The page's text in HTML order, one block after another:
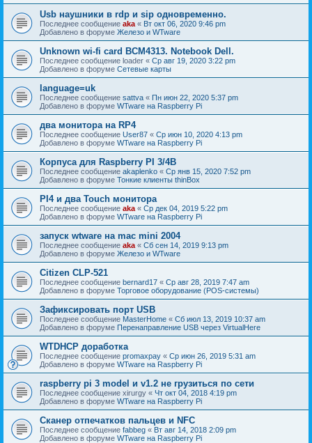
Usb наушники в rdp и sip одновременно.
Последнее сообщение aka « Вт окт 06, 2020 9:46 pm
Добавлено в форуме Железо и WTware
Unknown wi-fi card BCM4313. Notebook Dell.
Последнее сообщение loader « Ср авг 19, 2020 3:22 pm
Добавлено в форуме Сетевые карты
language=uk
Последнее сообщение sattva « Пн июн 22, 2020 5:37 pm
Добавлено в форуме WTware на Raspberry Pi
два монитора на RP4
Последнее сообщение User87 « Ср июн 10, 2020 4:13 pm
Добавлено в форуме WTware на Raspberry Pi
Корпуса для Raspberry PI 3/4B
Последнее сообщение akaplenko « Ср янв 15, 2020 7:52 pm
Добавлено в форуме Тонкие клиенты thinBox
PI4 и два Touch монитора
Последнее сообщение aka « Ср дек 04, 2019 5:22 pm
Добавлено в форуме WTware на Raspberry Pi
запуск wtware на mac mini 2004
Последнее сообщение aka « Сб сен 14, 2019 9:13 pm
Добавлено в форуме Железо и WTware
Citizen CLP-521
Последнее сообщение bernard17 « Ср авг 28, 2019 7:47 am
Добавлено в форуме Торговое оборудование (POS-системы)
Зафиксировать порт USB
Последнее сообщение MasterHome « Сб июл 13, 2019 10:37 am
Добавлено в форуме Перенаправление USB через VirtualHere
WTDHCP доработка
Последнее сообщение promaxpay « Ср июн 26, 2019 5:31 am
Добавлено в форуме WTware на Raspberry Pi
raspberry pi 3 model и v1.2 не грузиться по сети
Последнее сообщение xirurgy « Чт окт 04, 2018 4:19 pm
Добавлено в форуме WTware на Raspberry Pi
Сканер отпечатков пальцев и NFC
Последнее сообщение fabbeg « Вт авг 14, 2018 2:09 pm
Добавлено в форуме WTware на Raspberry Pi